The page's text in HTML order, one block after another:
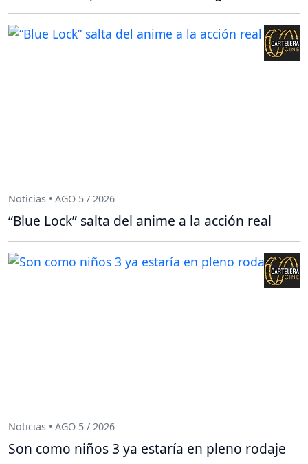
Noticias • AGO 5 / 2026
“Blue Lock” salta del anime a la acción real
Noticias • AGO 5 / 2026
Son como niños 3 ya estaría en pleno rodaje